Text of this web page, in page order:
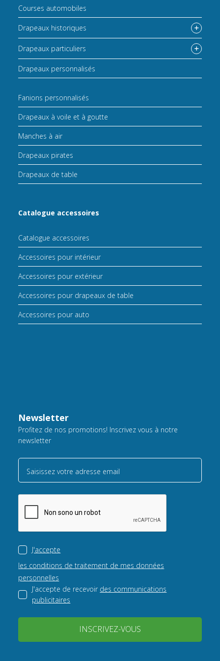
Courses automobiles
Drapeaux historiques
Drapeaux particuliers
Drapeaux personnalisés
Fanions personnalisés
Drapeaux à voile et à goutte
Manches à air
Drapeaux pirates
Drapeaux de table
Catalogue accessoires
Catalogue accessoires
Accessoires pour intérieur
Accessoires pour extérieur
Accessoires pour drapeaux de table
Accessoires pour auto
Newsletter
Profitez de nos promotions! Inscrivez vous à notre
newsletter
Saisissez votre adresse email
J'accepte
les conditions de traitement de mes données
personnelles
J'accepte de recevoir des communications
publicitaires
INSCRIVEZ-VOUS